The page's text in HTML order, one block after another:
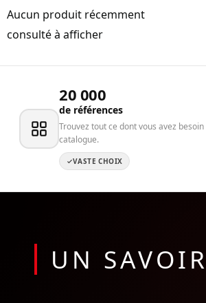
Aucun produit récemment
consulté à afficher
20 000
de références
Trouvez tout ce dont vous avez
catalogue.
VASTE CHOIX
UN